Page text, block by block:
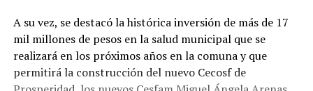
A su vez, se destacó la histórica inversión de más de 17
mil millones de pesos en la salud municipal que se
realizará en los próximos años en la comuna y que
permitirá la construcción del nuevo Cecosf de